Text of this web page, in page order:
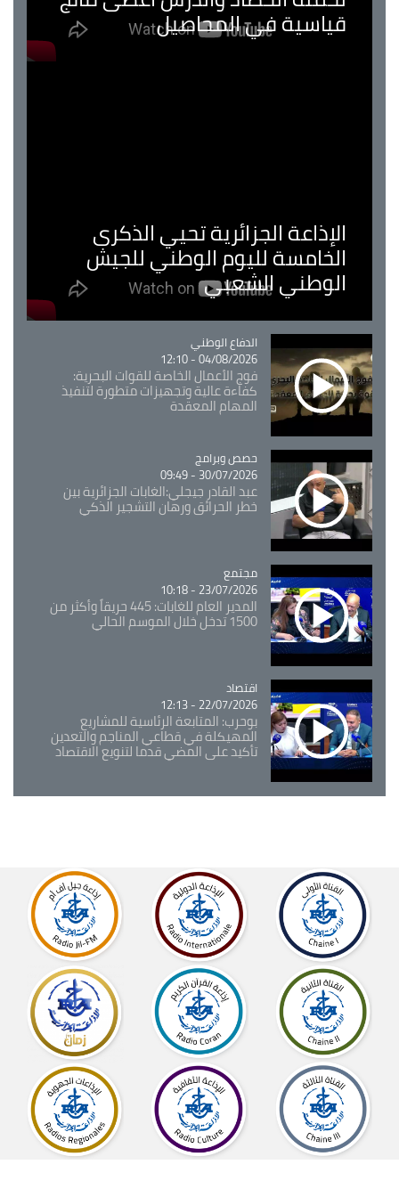
قياسية في المحاصيل
الإذاعة الجزائرية تحيي الذكرى
الخامسة لليوم الوطني للجيش
الوطني الشعبي
Catégorie
الدفاع الوطني
04/08/2026 - 12:10
فوج الأعمال الخاصة للقوات البحرية:
كفاءة عالية وتجهيزات متطورة لتنفيذ
المهام المعقدة
Catégorie
حصص وبرامج
30/07/2026 - 09:49
عبد القادر جيجلي:الغابات الجزائرية بين
خطر الحرائق ورهان التشجير الذكي
Catégorie
مجتمع
23/07/2026 - 10:18
المدير العام للغابات: 445 حريقاً وأكثر من
1500 تدخل خلال الموسم الحالي
Catégorie
اقتصاد
22/07/2026 - 12:13
بوحرب: المتابعة الرئاسية للمشاريع
المهيكلة في قطاعي المناجم والتعدين
تأكيد على المضي قدما لتنويع الاقتصاد